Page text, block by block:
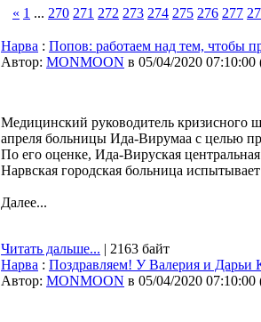
« 1 ... 270 271 272 273 274 275 276 277
Нарва : Попов: работаем над тем, чтобы
Автор: MONMOON в 05/04/2020 07:10:00
Медицинский руководитель кризисного
апреля больницы Ида-Вирумаа с целью
По его оценке, Ида-Вируская
Нарвская городская больница
Далее...
Читать дальше... | 2163 байт
Нарва : Поздравляем! У Валерия и Дарьи
Автор: MONMOON в 05/04/2020 07:10:00